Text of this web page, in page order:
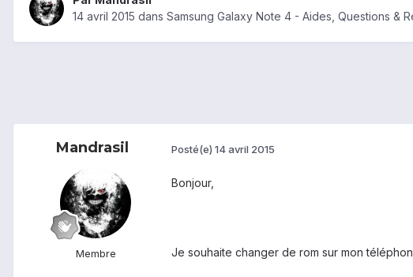
14 avril 2015 dans Samsung Galaxy Note 4 - Aides, Questions &
Mandrasil
Membre
Posté(e) 14 avril 2015
Bonjour,
Je souhaite changer de rom sur mon